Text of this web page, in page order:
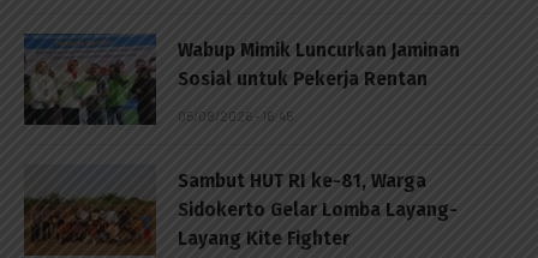
Wabup Mimik Luncurkan Jaminan
Sosial untuk Pekerja Rentan
05/08/2026 - 16:45
Sambut HUT RI ke-81, Warga
Sidokerto Gelar Lomba Layang-
Layang Kite Fighter